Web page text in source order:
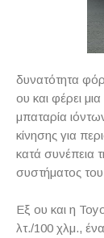
δυνατότητα
ου και φέρει
μπαταρία
κίνησης για
κατά συνέπεια
συστήματος του
Εξ ου και η
λτ./100 χλμ.,